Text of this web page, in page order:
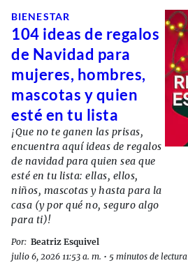
BIENESTAR
104 ideas de regalos
de Navidad para
mujeres, hombres,
mascotas y quien
esté en tu lista
¡Que no te ganen las prisas,
encuentra aquí ideas de regalos
de navidad para quien sea que
esté en tu lista: ellas, ellos,
niños, mascotas y hasta para la
casa (y por qué no, seguro algo
para ti)!
Por: Beatriz Esquivel
julio 6, 2026 11:53 a. m. • 5 minutos de lectura